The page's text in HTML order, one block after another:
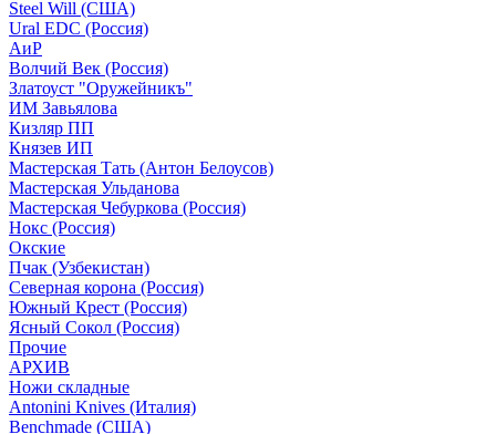
Steel Will (США)
Ural EDC (Россия)
АиР
Волчий Век (Россия)
Златоуст "Оружейникъ"
ИМ Завьялова
Кизляр ПП
Князев ИП
Мастерская Тать (Антон Белоусов)
Мастерская Ульданова
Мастерская Чебуркова (Россия)
Нокс (Россия)
Окские
Пчак (Узбекистан)
Северная корона (Россия)
Южный Крест (Россия)
Ясный Сокол (Россия)
Прочие
АРХИВ
Ножи складные
Antonini Knives (Италия)
Benchmade (США)